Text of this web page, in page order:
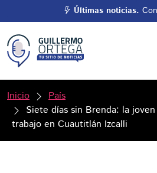
Últimas noticias.
Inicio
País
Siete días sin Brenda: la
trabajo en Cuautitlán Izcalli